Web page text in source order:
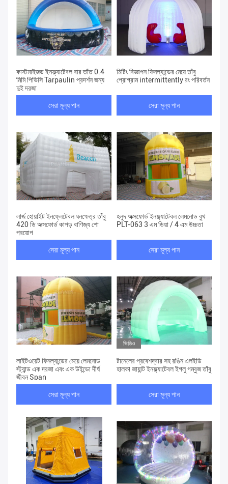
কাস্টমাইজড ইনফ্ল্যাটেবল বার তাঁত 0.4
মিমি পিভিসি Tarpaulin প্রদর্শন জন্য
দুই দরজা
সেরা মূল্য পান
মিটিং বিজ্ঞাপন ফিনল্যান্ডের মেয়ে তাঁবু
প্রোগ্রাম intermittently রং পরিবর্তন
সেরা মূল্য পান
লার্জ হোয়াইট ইনফ্লেটেবল ঘনক্ষেত্র তাঁবু
420 ডি অক্সফোর্ড কাপড় বাণিজ্য শো
প্রয়োগ
সেরা মূল্য পান
হলুদ অক্সফোর্ড ইনফ্ল্যাটেবল লেমনোড বুথ
PLT-063 3 এম ডিয়া / 4 এম উচ্চতা
সেরা মূল্য পান
লাইটওয়েট ফিনল্যান্ডের মেয়ে লেমনোড
স্ট্যান্ড এক দরজা এবং এক উইন্ডো দীর্ঘ
জীবন Span
সেরা মূল্য পান
ভিডিও
টানেলের প্রবেশদ্বার সহ রঙিন এলইডি
হালকা জায়ান্ট ইনফ্ল্যাটেবল ইগলু গম্বুজ তাঁবু
সেরা মূল্য পান